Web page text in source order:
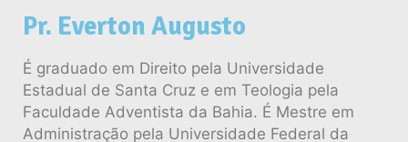
Pr. Everton Augusto
É graduado em Direito pela Universidade
Estadual de Santa Cruz e em Teologia pela
Faculdade Adventista da Bahia. É Mestre em
Administração pela Universidade Federal da